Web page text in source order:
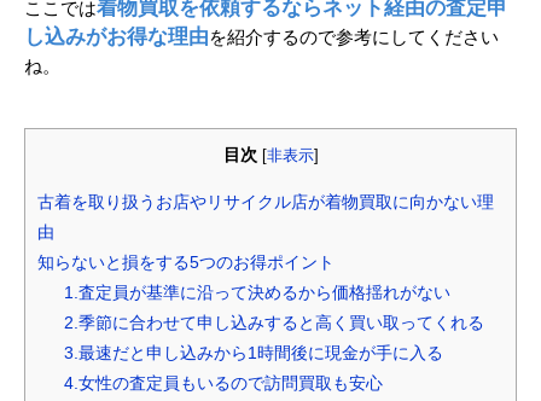
ここでは着物買取を依頼するならネット経由の査定申
し込みがお得な理由を紹介するので参考にしてください
ね。
目次 [非表示]
古着を取り扱うお店やリサイクル店が着物買取に向かない理
由
知らないと損をする5つのお得ポイント
1.査定員が基準に沿って決めるから価格揺れがない
2.季節に合わせて申し込みすると高く買い取ってくれる
3.最速だと申し込みから1時間後に現金が手に入る
4.女性の査定員もいるので訪問買取も安心